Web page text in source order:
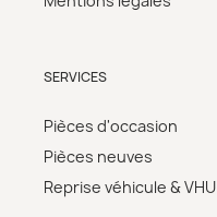
SERVICES
Pièces d'occasion
Pièces neuves
Reprise véhicule & VHU